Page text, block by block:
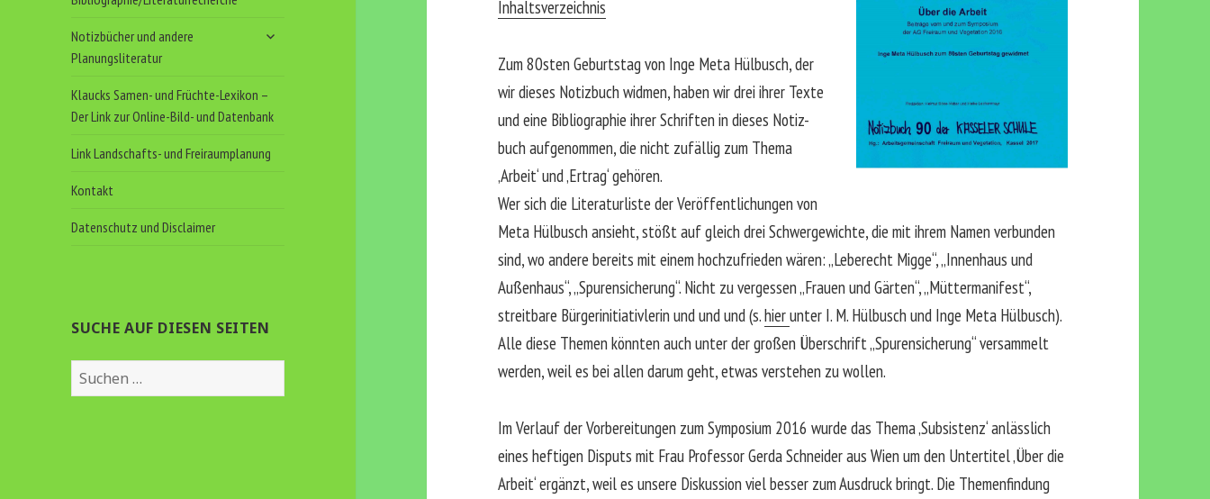
Notizbücher und andere
Planungsliteratur
untermenü
Klaucks Samen- und Früchte-Lexikon –
Der Link zur Online-Bild- und Datenbank
Link Landschafts- und Freiraumplanung
Kontakt
Datenschutz und Disclaimer
SUCHE AUF DIESEN SEITEN
Suchen
nach:
Inhaltsverzeichnis
Zum 80sten Geburtstag von Inge Meta Hülbusch, der
wir dieses Notizbuch widmen, haben wir drei ihrer Texte
und eine Bibliographie ihrer Schriften in dieses Notiz-
buch aufgenommen, die nicht zufällig zum Thema
‚Arbeit‘ und ‚Ertrag‘ gehören.
Wer sich die Literaturliste der Veröffentlichungen von
Meta Hülbusch ansieht, stößt auf gleich drei Schwergewichte, die mit ihrem Namen verbunden
sind, wo andere bereits mit einem hochzufrieden wären: „Leberecht Migge“, „Innenhaus und
Außenhaus“, „Spurensicherung“. Nicht zu vergessen „Frauen und Gärten“, „Müttermanifest“,
streitbare Bürgerinitiativlerin und und und (s.hierunter I. M. Hülbusch und Inge Meta Hülbusch).
Alle diese Themen könnten auch unter der großen Überschrift „Spurensicherung“ versammelt
werden, weil es bei allen darum geht, etwas verstehen zu wollen.
Im Verlauf der Vorbereitungen zum Symposium 2016 wurde das Thema ‚Subsistenz‘ anlässlich
eines heftigen Disputs mit Frau Professor Gerda Schneider aus Wien um den Untertitel ‚Über die
Arbeit‘ ergänzt, weil es unsere Diskussion viel besser zum Ausdruck bringt. Die Themenfindung